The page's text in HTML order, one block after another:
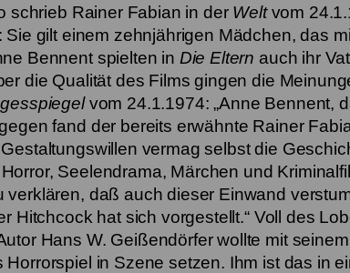
schrieb Rainer Fabian in der Weltvom
gilt einem zehnjährigen Mädchen, das
Bennent spielten in Die Eltern auch ihr
die Qualität des Films gingen die
vom 24.1.1974: „Anne Bennent,
fand der bereits erwähnte Rainer
vermag selbst die
Seelendrama, Märchen und
daß auch dieser Einwand
Hitchcock hat sich vorgestellt.“ Voll des
Hans W. Geißendörfer wollte mit seinem
in Szene setzen. Ihm ist das in